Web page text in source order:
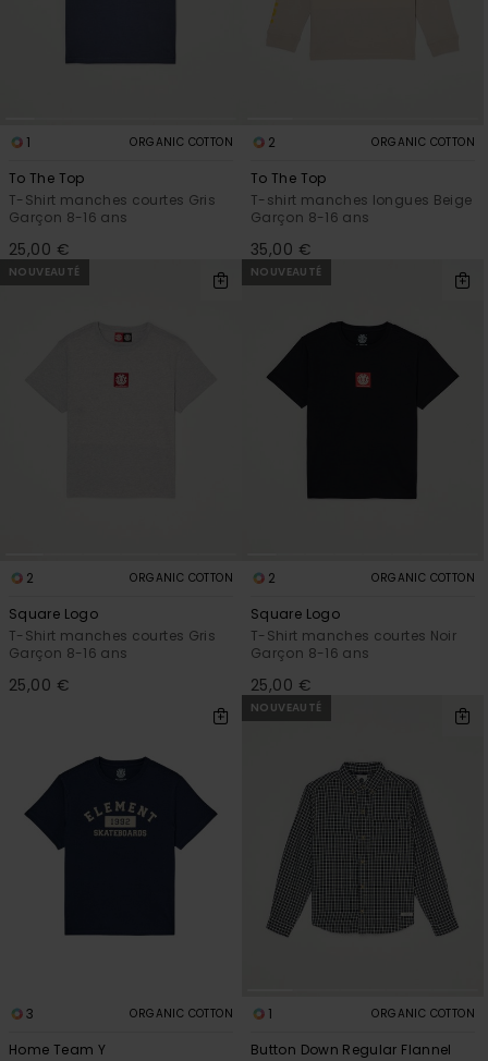
1 ORGANIC COTTON
To The Top
T-Shirt manches courtes Gris
Garçon 8-16 ans
25,00 €
2 ORGANIC COTTON
To The Top
T-shirt manches longues Beige
Garçon 8-16 ans
35,00 €
NOUVEAUTÉ
2 ORGANIC COTTON
Square Logo
T-Shirt manches courtes Gris
Garçon 8-16 ans
25,00 €
NOUVEAUTÉ
2 ORGANIC COTTON
Square Logo
T-Shirt manches courtes Noir
Garçon 8-16 ans
25,00 €
3 ORGANIC COTTON
Home Team Y
NOUVEAUTÉ
1 ORGANIC COTTON
Button Down Regular Flannel